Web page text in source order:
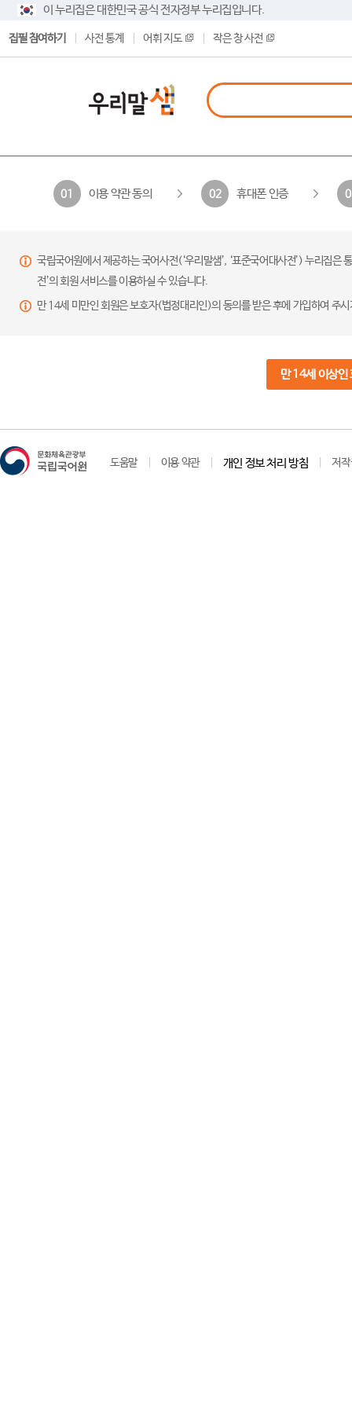
이 누리집은 대한민국 공식 전자정부 누리집입니다.
집필 참여하기 사전 통계 어휘 지도 작은 창 사전
01 이용 약관 동의 02 휴대폰 인증
국립국어원에서 제공하는 국어사전(‘우리말샘’, ‘표준국어대사전’) 누리집
전’의 회원 서비스를 이용하실 수 있습니다.
만 14세 미만인 회원은 보호자(법정대리인)의 동의를 받은 후에 가입하여 주
만 14세 이상인
도움말 이용 약관 개인 정보 처리 방침 저